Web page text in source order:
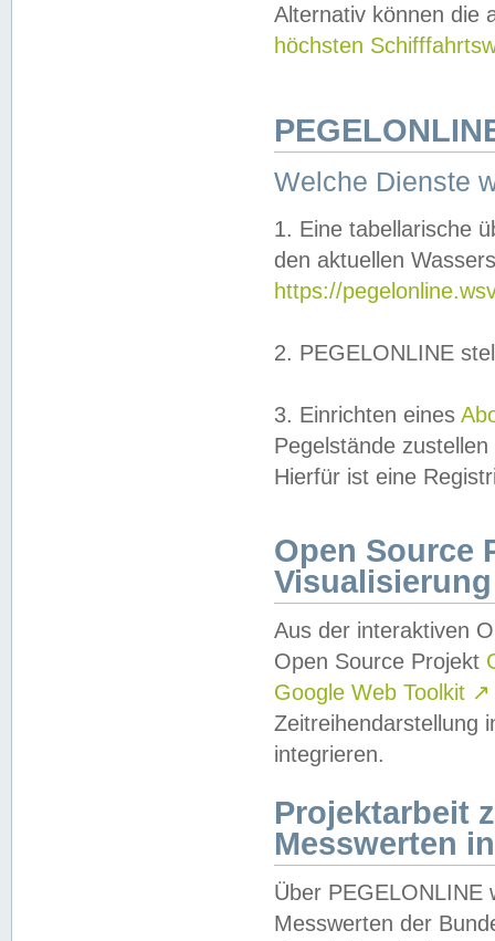
Alternativ können die
höchsten
Welche Dienste
1. Eine tabellarische
den aktuellen
https://
2. PEGELONLINE
3. Einrichten eines
Pegelstände
Hierfür ist eine
Open Source
Visualisierung
Aus der interaktiven
Open Source Projekt
Google Web Toolkit ↗
Zeitreihendarstellung
integrieren.
Projektarbeit
Messwerten
Über PEGELONLINE
Messwerten der